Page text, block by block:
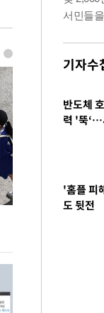
이 대통령, '청년
기자수
반도체
력 '뚝‘…
'홈플 피
도 뒷전